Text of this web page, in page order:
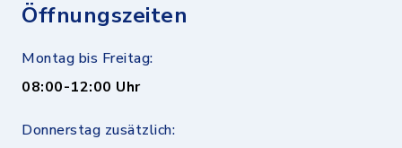
Öffnungszeiten
Montag bis Freitag:
08:00-12:00 Uhr
Donnerstag zusätzlich: